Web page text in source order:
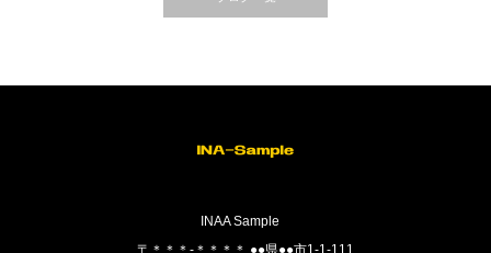
INAA Sample
〒＊＊＊-＊＊＊＊ ●●県●●市1-1-111